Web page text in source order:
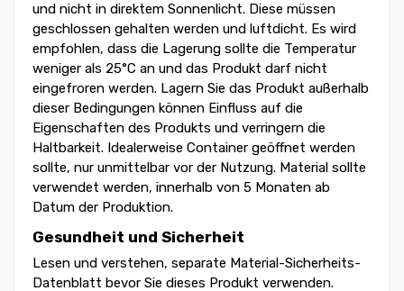
und nicht in direktem Sonnenlicht. Diese müssen
geschlossen gehalten werden und luftdicht. Es wird
empfohlen, dass die Lagerung sollte die Temperatur
weniger als 25°C an und das Produkt darf nicht
eingefroren werden. Lagern Sie das Produkt außerhalb
dieser Bedingungen können Einfluss auf die
Eigenschaften des Produkts und verringern die
Haltbarkeit. Idealerweise Container geöffnet werden
sollte, nur unmittelbar vor der Nutzung. Material sollte
verwendet werden, innerhalb von 5 Monaten ab
Datum der Produktion.
Gesundheit und Sicherheit
Lesen und verstehen, separate Material-Sicherheits-
Datenblatt bevor Sie dieses Produkt verwenden.